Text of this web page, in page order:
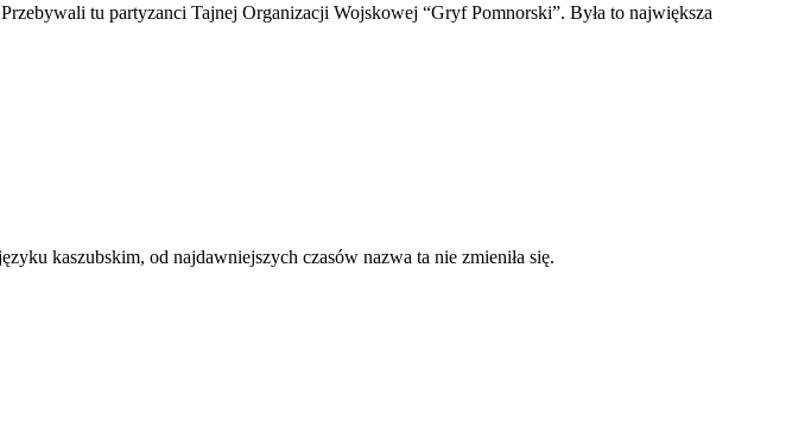
tu partyzanci Tajnej Organizacji Wojskowej “Gryf Pomnorski”. Była to największa
kaszubskim, od najdawniejszych czasów nazwa ta nie zmieniła się.